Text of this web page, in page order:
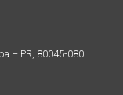
– PR, 80045-080